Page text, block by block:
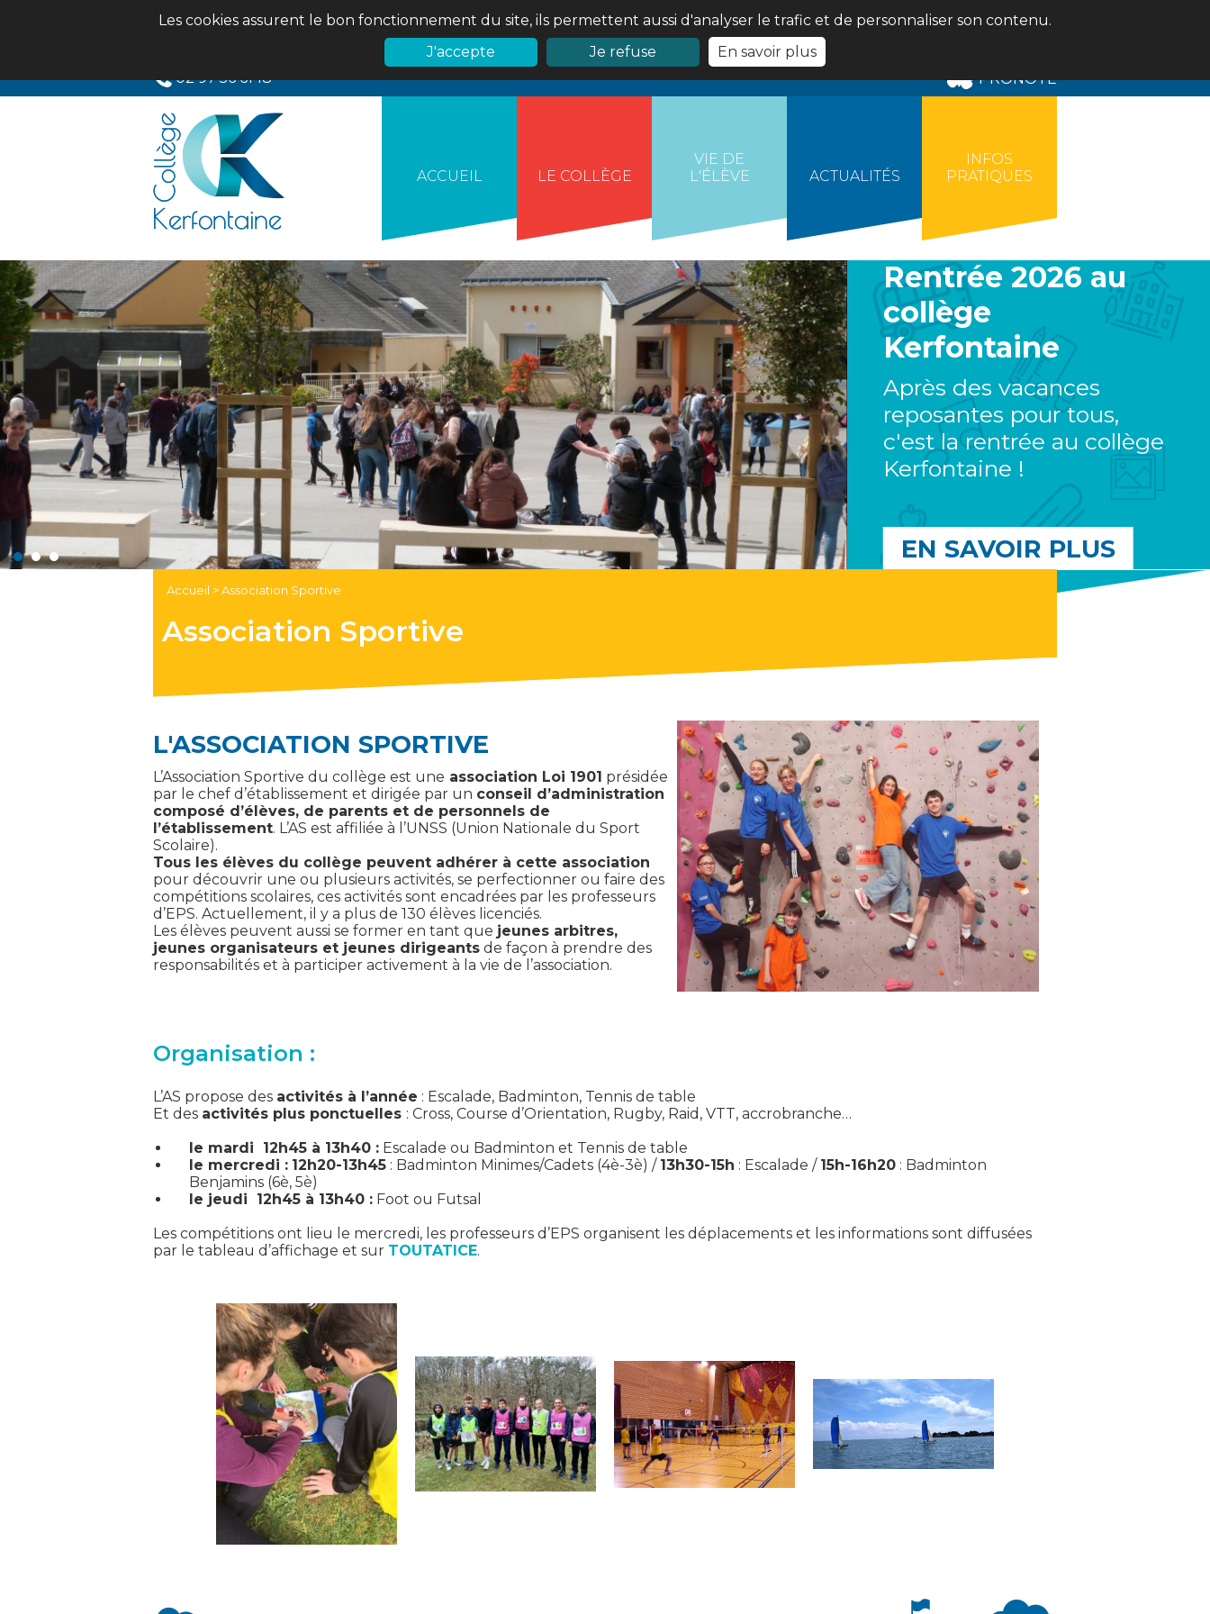
Les cookies assurent le bon fonctionnement du site, ils permettent aussi d'analyser le trafic et de personnaliser son contenu.
J'accepte
Je refuse
En savoir plus
02 97 56 61 18
PRONOTE
ACCUEIL LE COLLÈGE
VIE DE
L'ÉLÈVE
ACTUALITÉS
INFOS
PRATIQUES
Rentrée 2026 au
collège
Kerfontaine
Après des vacances
reposantes pour tous,
c'est la rentrée au collège
Kerfontaine !
EN SAVOIR PLUS
Accueil >Association Sportive
Association Sportive
L'ASSOCIATION SPORTIVE
L’Association Sportive du collège est une association Loi 1901 présidée
par le chef d’établissement et dirigée par un conseil d’administration
composé d’élèves, de parents et de personnels de
l’établissement. L’AS est affiliée à l’UNSS (Union Nationale du Sport
Scolaire).
Tous les élèves du collège peuvent adhérer à cette association
pour découvrir une ou plusieurs activités, se perfectionner ou faire des
compétitions scolaires, ces activités sont encadrées par les professeurs
d’EPS. Actuellement, il y a plus de 130 élèves licenciés.
Les élèves peuvent aussi se former en tant que jeunes arbitres,
jeunes organisateurs et jeunes dirigeants de façon à prendre des
responsabilités et à participer activement à la vie de l’association.
Organisation :
L’AS propose des activités à l’année : Escalade, Badminton, Tennis de table
Et des activités plus ponctuelles : Cross, Course d’Orientation, Rugby, Raid, VTT, accrobranche…
le mardi 12h45 à 13h40 : Escalade ou Badminton et Tennis de table
le mercredi : 12h20-13h45 : Badminton Minimes/Cadets (4è-3è) / 13h30-15h : Escalade / 15h-16h20 : Badminton
Benjamins (6è, 5è)
le jeudi 12h45 à 13h40 : Foot ou Futsal
Les compétitions ont lieu le mercredi, les professeurs d’EPS organisent les déplacements et les informations sont diffusées
par le tableau d’affichage et sur TOUTATICE.